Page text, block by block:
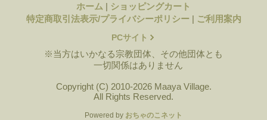
ホーム | ショッピングカート
特定商取引法表示/プライバシーポリシー | ご利用案内
PCサイト
※当方はいかなる宗教団体、その他団体とも
一切関係はありません
Copyright (C) 2010-2026 Maaya Village.
All Rights Reserved.
Powered by おちゃのこネット